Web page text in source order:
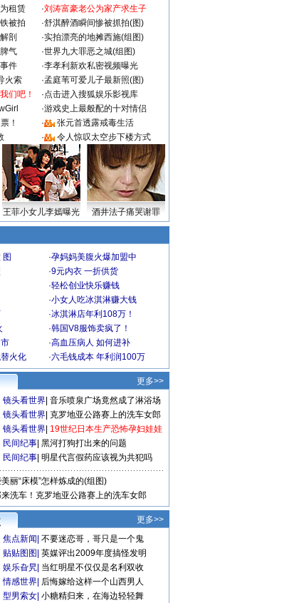
租赁 ·刘涛富豪老公为家产求生子
被拍 ·舒淇醉酒瞬间惨被抓拍(图)
剖 ·实拍漂亮的地摊西施(组图)
气 ·世界九大罪恶之城(组图)
件 ·李孝利新欢私密视频曝光
火索 ·孟庭苇可爱儿子最新照(图)
们吧！ ·点击进入搜狐娱乐影视库
·游戏史上最般配的十对情侣
！ ·
张元首透露戒毒生活
· 令人惊叹太空步下楼方式
王菲小女儿李嫣曝光 酒井法子痛哭谢罪
图 ·孕妈妈美腹火爆加盟中
·9元内衣 一折供货
·轻松创业快乐赚钱
·小女人吃冰淇淋赚大钱
·冰淇淋店年利108万！
·韩国V8服饰卖疯了！
·高血压病人 如何进补
火化 ·六毛钱成本 年利润100万
更多>>
镜头看世界 音乐喷泉广场竟然成了淋浴场
镜头看世界 克罗地亚公路赛上的洗车女郎
镜头看世界 19世纪日本生产恐怖孕妇娃娃
民间纪事 黑河打狗打出来的问题
民间纪事 明星代言假药应该视为共犯吗
丽“床模”怎样炼成的(组图)
洗车！克罗地亚公路赛上的洗车女郎
更多>>
焦点新闻 不要迷恋哥，哥只是一个鬼
贴贴图图 英媒评出2009年度搞怪发明
娱乐旮旯 当红明星不仅仅是名利双收
情感世界 后悔嫁给这样一个山西男人
型男索女 小糖精归来，在海边轻轻舞